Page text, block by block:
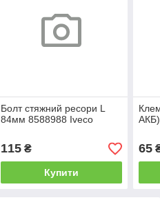
Болт стяжний ресори L
84мм 8588988 Iveco
115₴
Купити
65